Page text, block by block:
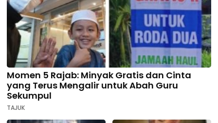
Momen 5 Rajab: Minyak Gratis dan Cinta
yang Terus Mengalir untuk Abah Guru
Sekumpul
TAJUK